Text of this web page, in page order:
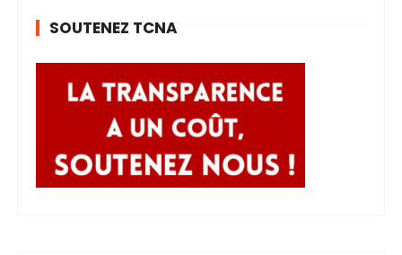
SOUTENEZ TCNA